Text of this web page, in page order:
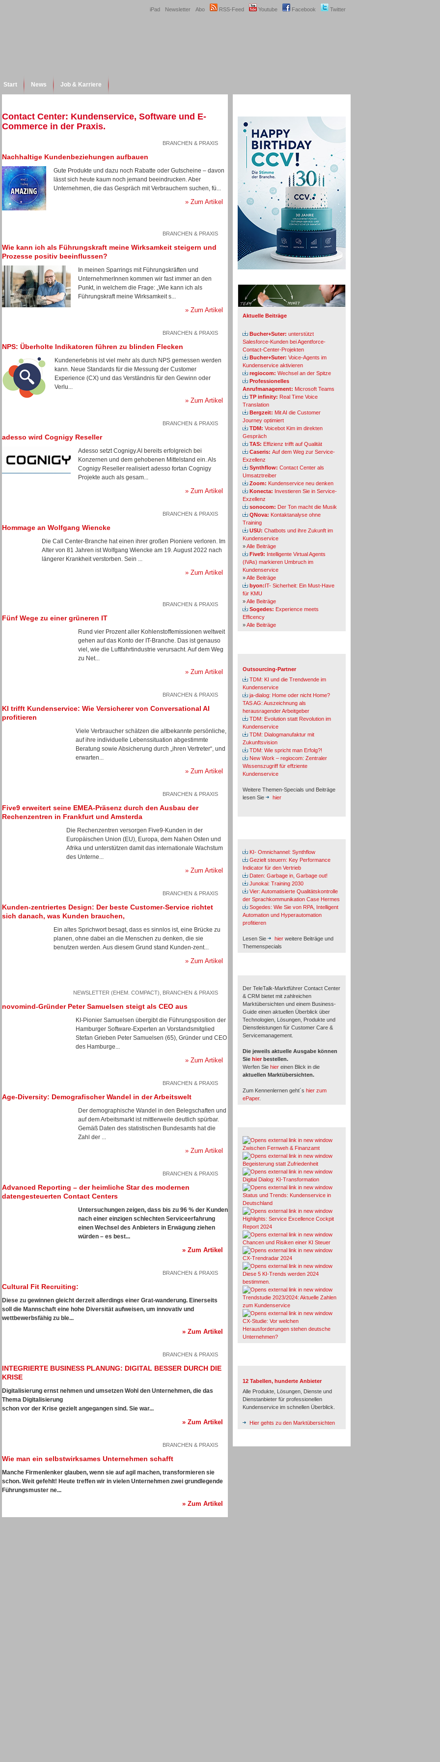
Twitter
Facebook
Youtube
RSS-Feed
Abo
Newsletter
iPad
Start News Job & Karriere
Contact Center: Kundenservice, Software und E-
Commerce in der Praxis.
BRANCHEN & PRAXIS
Nachhaltige Kundenbeziehungen aufbauen
Gute Produkte und dazu noch Rabatte oder Gutscheine – davon
lässt sich heute kaum noch jemand beeindrucken. Aber
Unternehmen, die das Gespräch mit Verbrauchern suchen, fü...
» Zum Artikel
BRANCHEN & PRAXIS
Wie kann ich als Führungskraft meine Wirksamkeit steigern und
Prozesse positiv beeinflussen?
In meinen Sparrings mit Führungskräften und
UnternehmerInnen kommen wir fast immer an den
Punkt, in welchem die Frage: „Wie kann ich als
Führungskraft meine Wirksamkeit s...
» Zum Artikel
BRANCHEN & PRAXIS
NPS: Überholte Indikatoren führen zu blinden Flecken
Kundenerlebnis ist viel mehr als durch NPS gemessen werden
kann. Neue Standards für die Messung der Customer
Experience (CX) und das Verständnis für den Gewinn oder
Verlu...
» Zum Artikel
BRANCHEN & PRAXIS
adesso wird Cognigy Reseller
Adesso setzt Cognigy.AI bereits erfolgreich bei
Konzernen und dem gehobenen Mittelstand ein. Als
Cognigy Reseller realisiert adesso fortan Cognigy
Projekte auch als gesam...
» Zum Artikel
BRANCHEN & PRAXIS
Hommage an Wolfgang Wiencke
Die Call Center-Branche hat einen ihrer großen Pioniere verloren. Im
Alter von 81 Jahren ist Wolfgang Wiencke am 19. August 2022 nach
längerer Krankheit verstorben. Sein ...
» Zum Artikel
BRANCHEN & PRAXIS
Fünf Wege zu einer grüneren IT
Rund vier Prozent aller Kohlenstoffemissionen weltweit
gehen auf das Konto der IT-Branche. Das ist genauso
viel, wie die Luftfahrtindustrie verursacht. Auf dem Weg
zu Net...
» Zum Artikel
BRANCHEN & PRAXIS
KI trifft Kundenservice: Wie Versicherer von Conversational AI
profitieren
Viele Verbraucher schätzen die altbekannte persönliche,
auf ihre individuelle Lebenssituation abgestimmte
Beratung sowie Absicherung durch „ihren Vertreter“, und
erwarten...
» Zum Artikel
BRANCHEN & PRAXIS
Five9 erweitert seine EMEA-Präsenz durch den Ausbau der
Rechenzentren in Frankfurt und Amsterda
Die Rechenzentren versorgen Five9-Kunden in der
Europäischen Union (EU), Europa, dem Nahen Osten und
Afrika und unterstützen damit das internationale Wachstum
des Unterne...
» Zum Artikel
BRANCHEN & PRAXIS
Kunden-zentriertes Design: Der beste Customer-Service richtet
sich danach, was Kunden brauchen,
Ein altes Sprichwort besagt, dass es sinnlos ist, eine Brücke zu
planen, ohne dabei an die Menschen zu denken, die sie
benutzen werden. Aus diesem Grund stand Kunden-zent...
» Zum Artikel
NEWSLETTER (EHEM. COMPACT), BRANCHEN & PRAXIS
novomind-Gründer Peter Samuelsen steigt als CEO aus
KI-Pionier Samuelsen übergibt die Führungsposition der
Hamburger Software-Experten an Vorstandsmitglied
Stefan Grieben Peter Samuelsen (65), Gründer und CEO
des Hamburge...
» Zum Artikel
BRANCHEN & PRAXIS
Age-Diversity: Demografischer Wandel in der Arbeitswelt
Der demographische Wandel in den Belegschaften und
auf dem Arbeitsmarkt ist mittlerweile deutlich spürbar.
Gemäß Daten des statistischen Bundesamts hat die
Zahl der ...
» Zum Artikel
BRANCHEN & PRAXIS
Advanced Reporting – der heimliche Star des modernen
datengesteuerten Contact Centers
Untersuchungen zeigen, dass bis zu 96 % der Kunden
nach einer einzigen schlechten Serviceerfahrung
einen Wechsel des Anbieters in Erwägung ziehen
würden – es best...
» Zum Artikel
BRANCHEN & PRAXIS
Cultural Fit Recruiting:
Diese zu gewinnen gleicht derzeit allerdings einer Grat-wanderung. Einerseits
soll die Mannschaft eine hohe Diversität aufweisen, um innovativ und
wettbewerbsfähig zu ble...
» Zum Artikel
BRANCHEN & PRAXIS
INTEGRIERTE BUSINESS PLANUNG: DIGITAL BESSER DURCH DIE
KRISE
Digitalisierung ernst nehmen und umsetzen Wohl den Unternehmen, die das
Thema Digitalisierung
schon vor der Krise gezielt angegangen sind. Sie war...
» Zum Artikel
BRANCHEN & PRAXIS
Wie man ein selbstwirksames Unternehmen schafft
Manche Firmenlenker glauben, wenn sie auf agil machen, transformieren sie
schon. Weit gefehlt! Heute treffen wir in vielen Unternehmen zwei grundlegende
Führungsmuster ne...
» Zum Artikel
Aktuelle Beiträge
Bucher+Suter: unterstützt
Salesforce-Kunden bei Agentforce-
Contact-Center-Projekten
Bucher+Suter: Voice-Agents im
Kundenservice aktivieren
regiocom: Wechsel an der Spitze
Professionelles
Anrufmanagement: Microsoft Teams
TP infinity: Real Time Voice
Translation
Bergzeit: Mit AI die Customer
Journey optimiert
TDM: Voicebot Kim im direkten
Gespräch
TAS: Effizienz trifft auf Qualität
Caseris: Auf dem Weg zur Service-
Exzellenz
Synthflow: Contact Center als
Umsatztreiber
Zoom: Kundenservice neu denken
Konecta: Investieren Sie in Service-
Exzellenz
sonocom: Der Ton macht die Musik
QNova: Kontaktanalyse ohne
Training
USU: Chatbots und ihre Zukunft im
Kundenservice
»Alle Beiträge
Five9: Intelligente Virtual Agents
(IVAs) markieren Umbruch im
Kundenservice
»Alle Beiträge
byon:IT- Sicherheit: Ein Must-Have
für KMU
»Alle Beiträge
Sogedes: Experience meets
Efficency
»Alle Beiträge
Outsourcing-Partner
TDM: KI und die Trendwende im
Kundenservice
ja-dialog: Home oder nicht Home?
TAS AG: Auszeichnung als
herausragender Arbeitgeber
TDM: Evolution statt Revolution im
Kundenservice
TDM: Dialogmanufaktur mit
Zukunftsvision
TDM: Wie spricht man Erfolg?!
New Work – regiocom: Zentraler
Wissenszugriff für effziente
Kundenservice
Weitere Themen-Specials und Beiträge
lesen Sie
hier
KI- Omnichannel: Synthflow
Gezielt steuern: Key Performance
Indicator für den Vertrieb
Daten: Garbage in, Garbage out!
Junokai: Training 2030
Vier: Automatisierte Qualitätskontrolle
der Sprachkommunikation Case Hermes
Sogedes: Wie Sie von RPA, Intelligent
Automation und Hyperautomation
profitieren
Lesen Sie hier weitere Beiträge und
Themenspecials
Der TeleTalk-Marktführer Contact Center
& CRM bietet mit zahlreichen
Marktübersichten und einem Business-
Guide einen aktuellen Überblick über
Technologien, Lösungen, Produkte und
Dienstleistungen für Customer Care &
Servicemanagement.
Die jeweils aktuelle Ausgabe können
Sie hier bestellen.
Werfen Sie hier einen Blick in die
aktuellen Marktübersichten.
Zum Kennenlernen geht´s hier zum
ePaper.
Zwischen Fernweh & Finanzamt
Begeisterung statt Zufriedenheit
Digital Dialog: KI-Transformation
Status und Trends: Kundenservice in
Deutschland
Highlights: Service Excellence Cockpit
Report 2024
Chancen und Risiken einer KI Steuer
CX-Trendradar 2024
Diese 5 KI-Trends werden 2024
bestimmen.
Trendstudie 2023/2024: Aktuelle Zahlen
zum Kundenservice
CX-Studie: Vor welchen
Herausforderungen stehen deutsche
Unternehmen?
12 Tabellen, hunderte Anbieter
Alle Produkte, Lösungen, Dienste und
Dienstanbieter für professionellen
Kundenservice im schnellen Überblick.
Hier gehts zu den Marktübersichten